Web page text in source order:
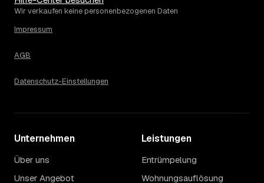
Zugänglichkeit: Ein einzelner Keller oder Dachboden liegt
Etage ohne Aufzug oder viel Sperrmüll eher am oberen.
Sondermüllanteil verschieben den Endpreis. Den genauen
kostenlosen Einschätzung.
Wir verkaufen keine personenbezogenen Daten
Impressum
AGB
Datenschutz-Einstellungen
Unternehmen
Über uns
Unser Angebot
Leistungen
Entrümpelung
Wohnungsauflösung